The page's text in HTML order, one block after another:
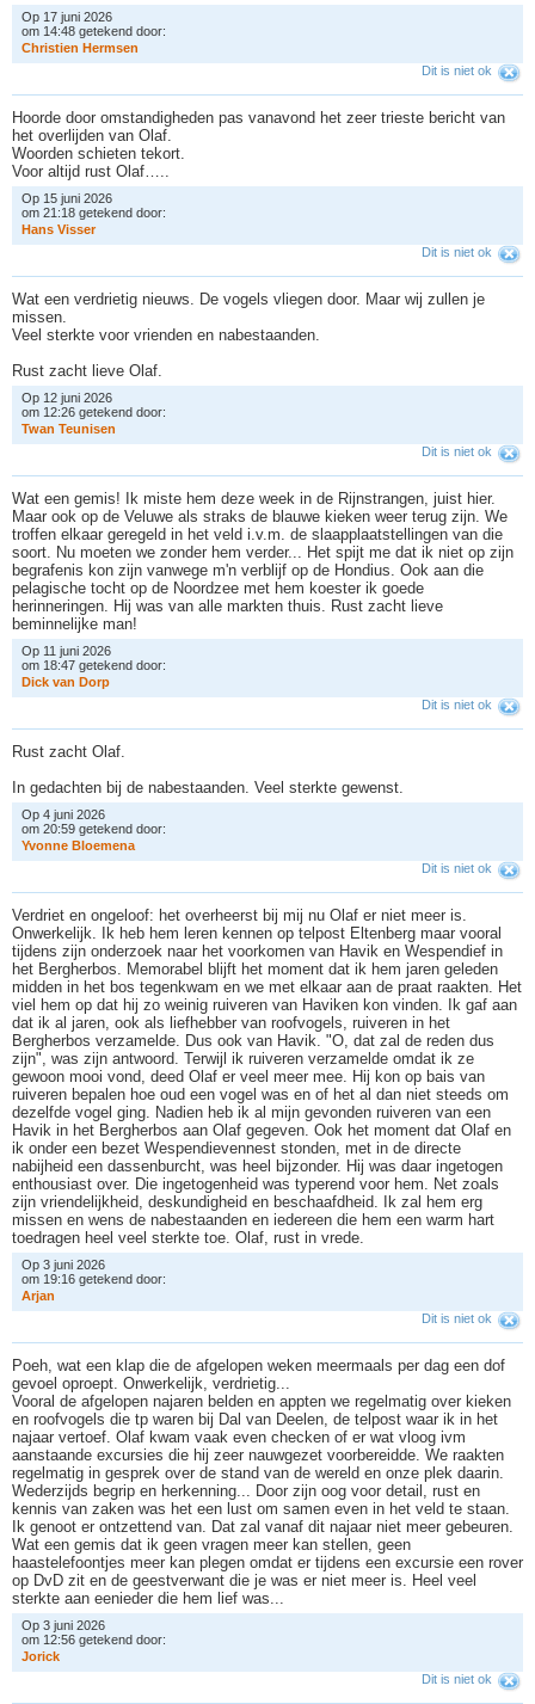
Op 17 juni 2026
om 14:48 getekend door:
Christien Hermsen
Dit is niet ok
Hoorde door omstandigheden pas vanavond het zeer trieste bericht van
het overlijden van Olaf.
Woorden schieten tekort.
Voor altijd rust Olaf…..
Op 15 juni 2026
om 21:18 getekend door:
Hans Visser
Dit is niet ok
Wat een verdrietig nieuws. De vogels vliegen door. Maar wij zullen je
missen.
Veel sterkte voor vrienden en nabestaanden.
Rust zacht lieve Olaf.
Op 12 juni 2026
om 12:26 getekend door:
Twan Teunisen
Dit is niet ok
Wat een gemis! Ik miste hem deze week in de Rijnstrangen, juist hier.
Maar ook op de Veluwe als straks de blauwe kieken weer terug zijn. We
troffen elkaar geregeld in het veld i.v.m. de slaapplaatstellingen van die
soort. Nu moeten we zonder hem verder... Het spijt me dat ik niet op zijn
begrafenis kon zijn vanwege m'n verblijf op de Hondius. Ook aan die
pelagische tocht op de Noordzee met hem koester ik goede
herinneringen. Hij was van alle markten thuis. Rust zacht lieve
beminnelijke man!
Op 11 juni 2026
om 18:47 getekend door:
Dick van Dorp
Dit is niet ok
Rust zacht Olaf.
In gedachten bij de nabestaanden. Veel sterkte gewenst.
Op 4 juni 2026
om 20:59 getekend door:
Yvonne Bloemena
Dit is niet ok
Verdriet en ongeloof: het overheerst bij mij nu Olaf er niet meer is.
Onwerkelijk. Ik heb hem leren kennen op telpost Eltenberg maar vooral
tijdens zijn onderzoek naar het voorkomen van Havik en Wespendief in
het Bergherbos. Memorabel blijft het moment dat ik hem jaren geleden
midden in het bos tegenkwam en we met elkaar aan de praat raakten. Het
viel hem op dat hij zo weinig ruiveren van Haviken kon vinden. Ik gaf aan
dat ik al jaren, ook als liefhebber van roofvogels, ruiveren in het
Bergherbos verzamelde. Dus ook van Havik. "O, dat zal de reden dus
zijn", was zijn antwoord. Terwijl ik ruiveren verzamelde omdat ik ze
gewoon mooi vond, deed Olaf er veel meer mee. Hij kon op bais van
ruiveren bepalen hoe oud een vogel was en of het al dan niet steeds om
dezelfde vogel ging. Nadien heb ik al mijn gevonden ruiveren van een
Havik in het Bergherbos aan Olaf gegeven. Ook het moment dat Olaf en
ik onder een bezet Wespendievennest stonden, met in de directe
nabijheid een dassenburcht, was heel bijzonder. Hij was daar ingetogen
enthousiast over. Die ingetogenheid was typerend voor hem. Net zoals
zijn vriendelijkheid, deskundigheid en beschaafdheid. Ik zal hem erg
missen en wens de nabestaanden en iedereen die hem een warm hart
toedragen heel veel sterkte toe. Olaf, rust in vrede.
Op 3 juni 2026
om 19:16 getekend door:
Arjan
Dit is niet ok
Poeh, wat een klap die de afgelopen weken meermaals per dag een dof
gevoel oproept. Onwerkelijk, verdrietig...
Vooral de afgelopen najaren belden en appten we regelmatig over kieken
en roofvogels die tp waren bij Dal van Deelen, de telpost waar ik in het
najaar vertoef. Olaf kwam vaak even checken of er wat vloog ivm
aanstaande excursies die hij zeer nauwgezet voorbereidde. We raakten
regelmatig in gesprek over de stand van de wereld en onze plek daarin.
Wederzijds begrip en herkenning... Door zijn oog voor detail, rust en
kennis van zaken was het een lust om samen even in het veld te staan.
Ik genoot er ontzettend van. Dat zal vanaf dit najaar niet meer gebeuren.
Wat een gemis dat ik geen vragen meer kan stellen, geen
haastelefoontjes meer kan plegen omdat er tijdens een excursie een rover
op DvD zit en de geestverwant die je was er niet meer is. Heel veel
sterkte aan eenieder die hem lief was...
Op 3 juni 2026
om 12:56 getekend door:
Jorick
Dit is niet ok